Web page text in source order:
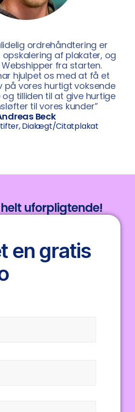
ordrehåndtering er
opskalering af plakater, og
fra starten.
hjulpet os med at få et
på vores hurtigt voksende
tilliden til at give hurtige
til vores kunder”
Beck
Dialægt/Citatplakat
helt uforpligtende!
en gratis